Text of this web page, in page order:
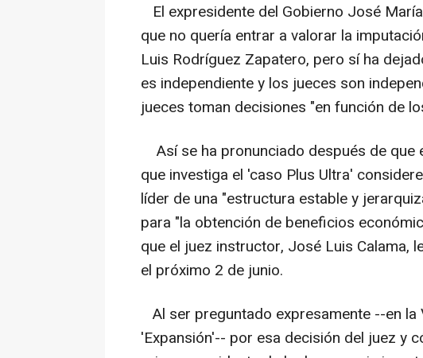
El expresidente del Gobierno José
que no quería entrar a valorar la
Luis Rodríguez Zapatero, pero sí ha
es independiente y los jueces son
jueces toman decisiones "en función de
Así se ha pronunciado después de que
que investiga el 'caso Plus Ultra'
líder de una "estructura estable y
para "la obtención de beneficios
que el juez instructor, José Luis Calama,
el próximo 2 de junio.
Al ser preguntado expresamente --en
'Expansión'-- por esa decisión del juez y